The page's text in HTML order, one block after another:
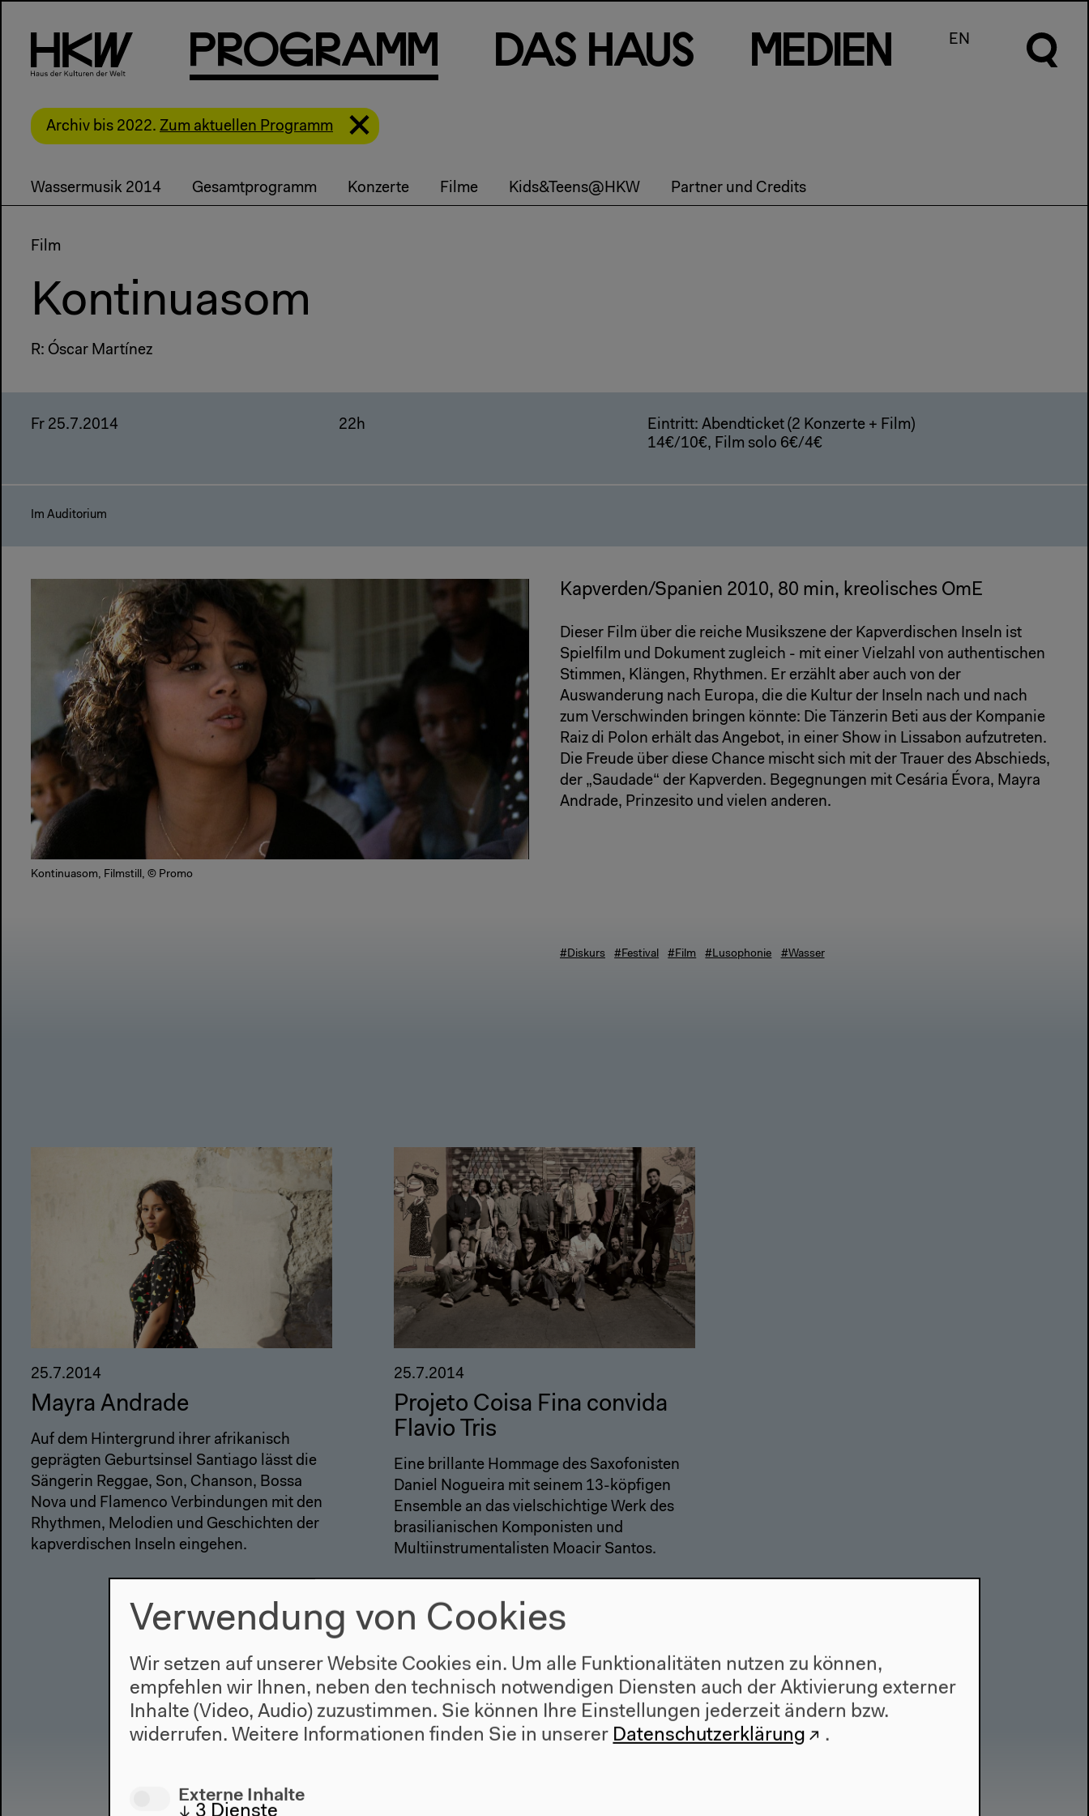
PRog Ram m Das Haus m e d en EN
Archiv bis 2022. Zum aktuellen Programm
Wassermusik 2014 Gesamtprogramm Konzerte Filme Kids&Teens@HKW Partner und Credits
Film
Kontinuasom
R: Óscar Martínez
Fr 25.7.2014 22h
Eintritt: Abendticket (2 Konzerte + Film)
14€/10€, Film solo 6€/4€
Im Auditorium
Kontinuasom, Filmstill, © Promo
Kapverden/Spanien 2010, 80 min, kreolisches OmE
Dieser Film über die reiche Musikszene der Kapverdischen Inseln ist
Spielfilm und Dokument zugleich - mit einer Vielzahl von authentischen
Stimmen, Klängen, Rhythmen. Er erzählt aber auch von der
Auswanderung nach Europa, die die Kultur der Inseln nach und nach
zum Verschwinden bringen könnte: Die Tänzerin Beti aus der Kompanie
Raiz di Polon erhält das Angebot, in einer Show in Lissabon aufzutreten.
Die Freude über diese Chance mischt sich mit der Trauer des Abschieds,
der „Saudade“ der Kapverden. Begegnungen mit Cesária Évora, Mayra
Andrade, Prinzesito und vielen anderen.
#Diskurs #Festival #Film #Lusophonie #Wasser
25.7.2014
Mayra Andrade
Auf dem Hintergrund ihrer afrikanisch
geprägten Geburtsinsel Santiago lässt die
Sängerin Reggae, Son, Chanson, Bossa
Nova und Flamenco Verbindungen mit den
Rhythmen, Melodien und Geschichten der
kapverdischen Inseln eingehen.
25.7.2014
Projeto Coisa Fina convida
Flavio Tris
Eine brillante Hommage des Saxofonisten
Daniel Nogueira mit seinem 13-köpfigen
Ensemble an das vielschichtige Werk des
brasilianischen Komponisten und
Multiinstrumentalisten Moacir Santos.
Verwendung von Cookies
Wir setzen auf unserer Website Cookies ein. Um alle Funktionalitäten nutzen zu können,
empfehlen wir Ihnen, neben den technisch notwendigen Diensten auch der Aktivierung externer
Inhalte (Video, Audio) zuzustimmen. Sie können Ihre Einstellungen jederzeit ändern bzw.
widerrufen. Weitere Informationen finden Sie in unserer Datenschutzerklärung .
Externe Inhalte
↓ 3 Dienste